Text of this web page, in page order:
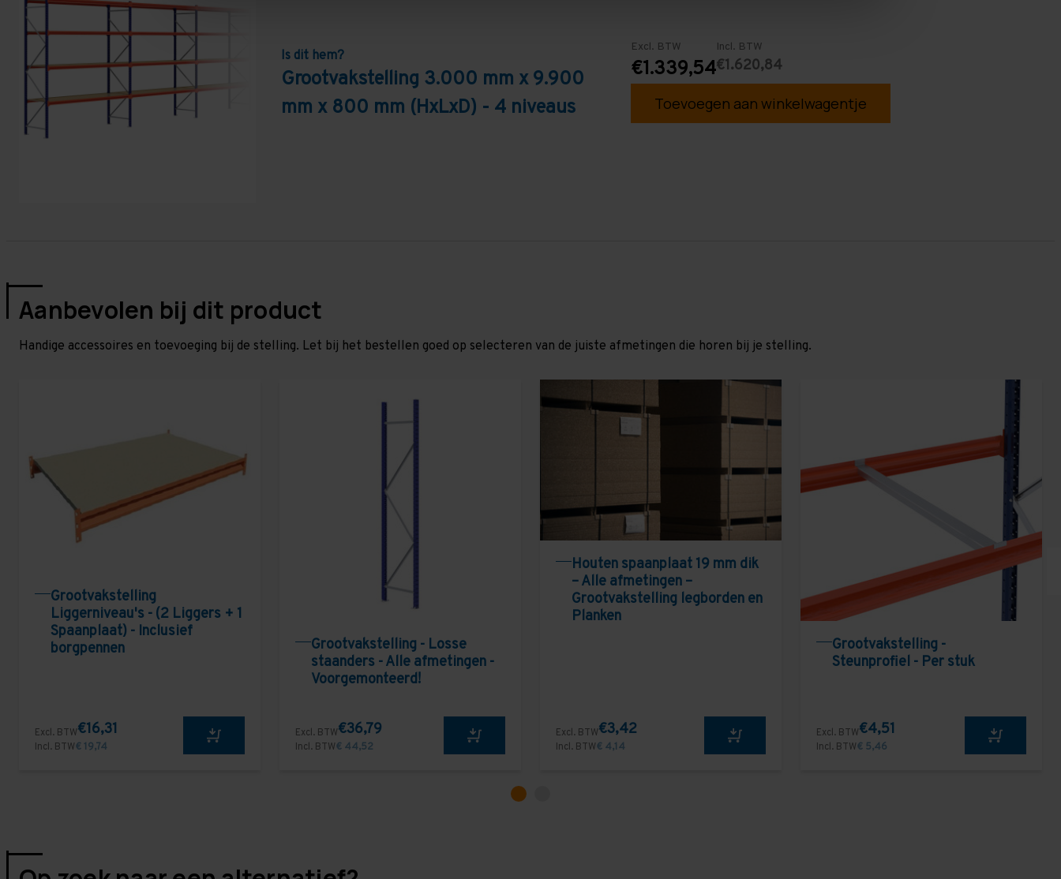
Is dit hem?
Grootvakstelling 3.000 mm x 9.900
mm x 800 mm (HxLxD) - 4 niveaus
Excl. BTW
€1.339,54
Incl. BTW
€1.620,84
Toevoegen aan winkelwagentje
Aanbevolen bij dit product
Handige accessoires en toevoeging bij de stelling. Let bij het bestellen goed op selecteren van de juiste afmetingen die horen bij je stelling.
Grootvakstelling
Liggerniveau's - (2 Liggers + 1
Spaanplaat) - Inclusief
borgpennen
Excl. BTW€16,31
Incl. BTW€ 19,74
Grootvakstelling - Losse
staanders - Alle afmetingen -
Voorgemonteerd!
Excl. BTW€36,79
Incl. BTW€ 44,52
Houten spaanplaat 19 mm dik
– Alle afmetingen –
Grootvakstelling legborden en
Planken
Excl. BTW€3,42
Incl. BTW€ 4,14
Grootvakstelling -
Steunprofiel - Per stuk
Excl. BTW€4,51
Incl. BTW€ 5,46